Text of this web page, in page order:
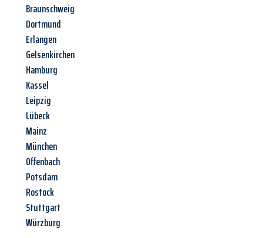
Braunschweig
Dortmund
Erlangen
Gelsenkirchen
Hamburg
Kassel
Leipzig
Lübeck
Mainz
München
Offenbach
Potsdam
Rostock
Stuttgart
Würzburg